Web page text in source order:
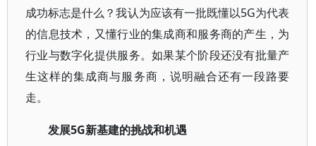
成功标志是什么？我认为应该有一批既懂以5G为代表
的信息技术，又懂行业的集成商和服务商的产生，为
行业与数字化提供服务。如果某个阶段还没有批量产
生这样的集成商与服务商，说明融合还有一段路要
走。
发展5G新基建的挑战和机遇